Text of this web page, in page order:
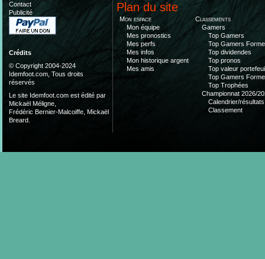
Contact
Publicité
Crédits
© Copyright 2004-2024
Idemfoot.com, Tous droits
réservés
Le site Idemfoot.com est édité par
Mickaël Méligne,
Frédéric Bernier-Malcoiffe, Mickaël
Breard.
Plan du site
Mon espace
Mon équipe
Mes pronostics
Mes perfs
Mes infos
Mon historique argent
Mes amis
Classements
Gamers
Top Gamers
Top Gamers Forme
Top dividendes
Top pronos
Top valeur
Top Gamers Forme
Top Trophées
Championnat 2026/
Calendrier/résultats
Classement